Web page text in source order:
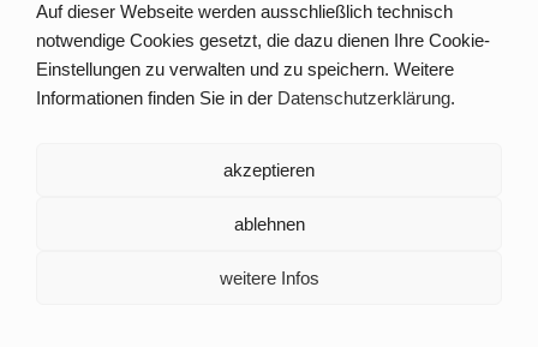
Auf dieser Webseite werden ausschließlich technisch
notwendige Cookies gesetzt, die dazu dienen Ihre Cookie-
Einstellungen zu verwalten und zu speichern. Weitere
Informationen finden Sie in der Datenschutzerklärung.
akzeptieren
ablehnen
weitere Infos